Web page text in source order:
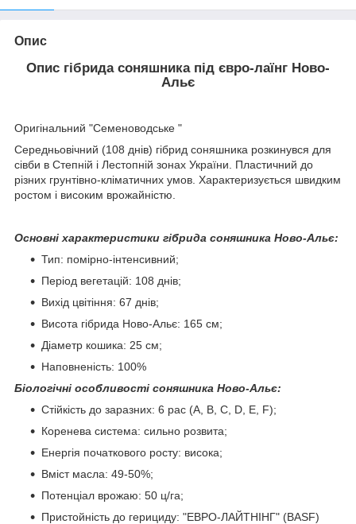
Опис
Опис гібрида соняшника під євро-лаїнг Ново-
Альє
Оригінальний "Семеноводське "
Середньовічний (108 днів) гібрид соняшника розкинувся для
сівби в Степній і Лестопній зонах України. Пластичний до
різних грунтівно-кліматичних умов. Характеризується швидким
ростом і високим врожайністю.
Основні характеристики гібрида соняшника Ново-Альє:
Тип: помірно-інтенсивний;
Період вегетацій: 108 днів;
Вихід цвітіння: 67 днів;
Висота гібрида Ново-Альє: 165 см;
Діаметр кошика: 25 см;
Наповненість: 100%
Біологічні особливості соняшника Ново-Альє:
Стійкість до заразних: 6 рас (A, B, C, D, E, F);
Коренева система: сильно розвита;
Енергія початкового росту: висока;
Вміст масла: 49-50%;
Потенціал врожаю: 50 ц/га;
Пристойність до герициду: "ЕВРО-ЛАЙТНІНГ" (BASF)